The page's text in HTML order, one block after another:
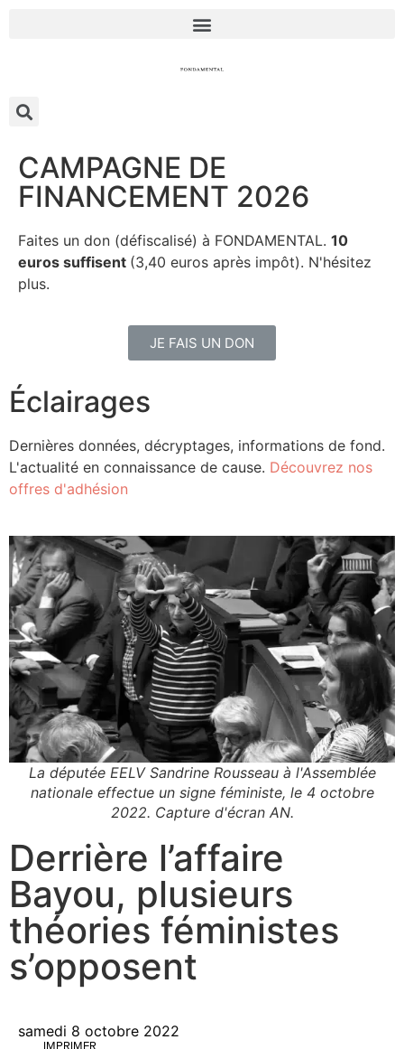
CAMPAGNE DE
FINANCEMENT 2026
Faites un don (défiscalisé) à FONDAMENTAL. 10
euros suffisent (3,40 euros après impôt). N'hésitez
plus.
JE FAIS UN DON
Éclairages
Dernières données, décryptages, informations de fond.
L'actualité en connaissance de cause. Découvrez nos
offres d'adhésion
La députée EELV Sandrine Rousseau à l'Assemblée
nationale effectue un signe féministe, le 4 octobre
2022. Capture d'écran AN.
Derrière l’affaire
Bayou, plusieurs
théories féministes
s’opposent
samedi 8 octobre 2022
IMPRIMER